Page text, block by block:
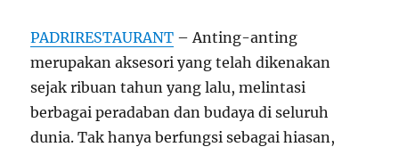
PADRIRESTAURANT – Anting-anting
merupakan aksesori yang telah dikenakan
sejak ribuan tahun yang lalu, melintasi
berbagai peradaban dan budaya di seluruh
dunia. Tak hanya berfungsi sebagai hiasan,